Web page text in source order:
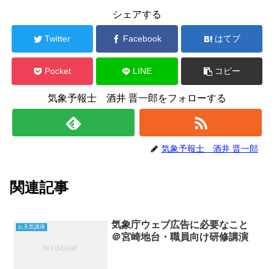
シェアする
Twitter Facebook はてブ
Pocket LINE コピー
気象予報士 酒井 晋一郎をフォローする
気象予報士 酒井 晋一郎
関連記事
お天気講座
気象庁ウェブ広告に必要なこと
＠宮崎地台・職員向け研修講演